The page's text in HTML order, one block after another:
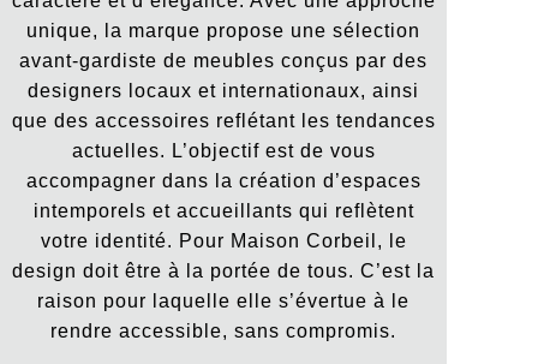
unique, la marque propose une sélection
avant-gardiste de meubles conçus par des
designers locaux et internationaux, ainsi
que des accessoires reflétant les tendances
actuelles. L’objectif est de vous
accompagner dans la création d’espaces
intemporels et accueillants qui reflètent
votre identité. Pour Maison Corbeil, le
design doit être à la portée de tous. C’est la
raison pour laquelle elle s’évertue à le
rendre accessible, sans compromis.